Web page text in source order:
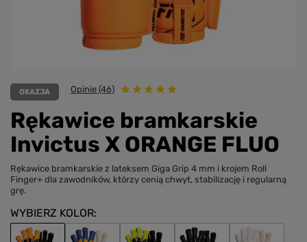
OKAZJA Opinie (46)
Rękawice bramkarskie
Invictus X ORANGE FLUO
Rękawice bramkarskie z lateksem Giga Grip 4 mm i krojem Roll
Finger+ dla zawodników, którzy cenią chwyt, stabilizację i regularną
grę.
WYBIERZ KOLOR